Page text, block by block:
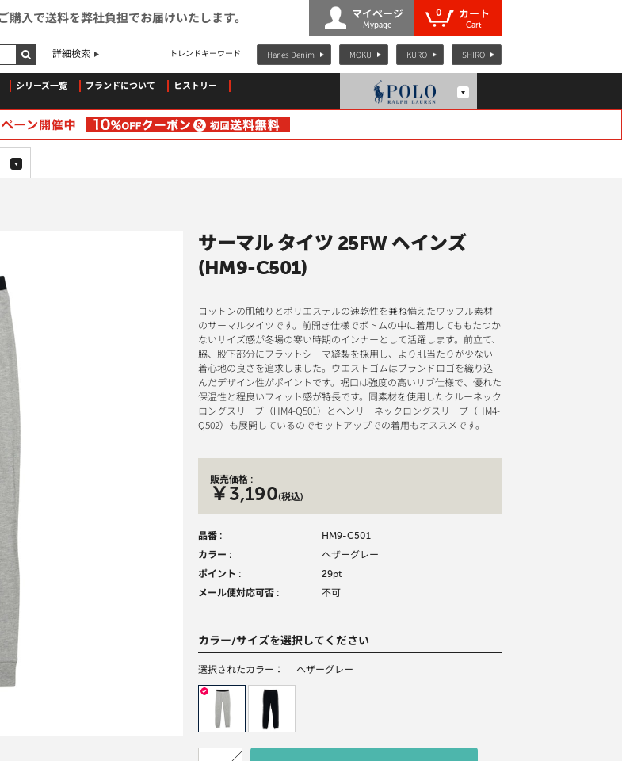
購入で送料を弊社負担でお届けいたします。 マイページ
Mypage
カート
Cart
0
詳細検索 トレンドキーワード Hanes Denim MOKU KURO SHIRO
シリーズ一覧 ブランドについて ヒストリー
サーマル タイツ 25FW ヘインズ
(HM9-C501)
コットンの肌触りとポリエステルの速乾性を兼ね備えたワッフル素材
のサーマルタイツです。前開き仕様でボトムの中に着用してももたつか
ないサイズ感が冬場の寒い時期のインナーとして活躍します。前立て、
脇、股下部分にフラットシーマ縫製を採用し、より肌当たりが少ない
着心地の良さを追求しました。ウエストゴムはブランドロゴを織り込
んだデザイン性がポイントです。裾口は強度の高いリブ仕様で、優れた
保温性と程良いフィット感が特長です。同素材を使用したクルーネック
ロングスリーブ（HM4-Q501）とヘンリーネックロングスリーブ（HM4-
Q502）も展開しているのでセットアップでの着用もオススメです。
販売価格 :
￥3,190(税込)
品番 :
HM9-C501
カラー :
ヘザーグレー
ポイント :
29pt
メール便対応可否 :
不可
カラー/サイズを選択してください
選択されたカラー： ヘザーグレー